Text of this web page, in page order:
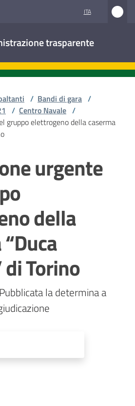
ITA
trasparente
/ Bandi di gara /
/ Centro Navale /
gruppo elettrogeno della caserma
urgente
della
di Torino
la determina a